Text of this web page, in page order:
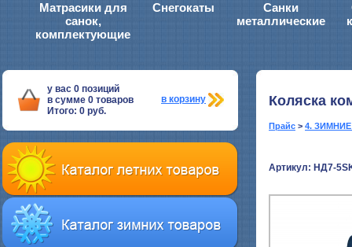
Матрасики для
санок,
комплектующие
Снегокаты
Санки
металлические
у вас 0 позиций
в сумме 0 товаров
Итого: 0 руб.
в корзину Коляска
Прайс > 4.
Артикул: НД7-